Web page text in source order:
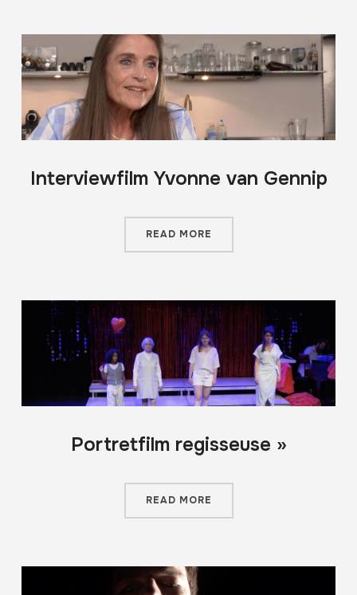
Interviewfilm Yvonne van Gennip
READ MORE
Portretfilm regisseuse »
READ MORE